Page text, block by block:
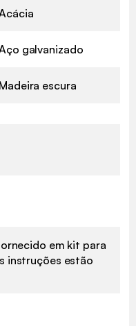
galvanizado
Madeira escura
em kit para
instruções estão